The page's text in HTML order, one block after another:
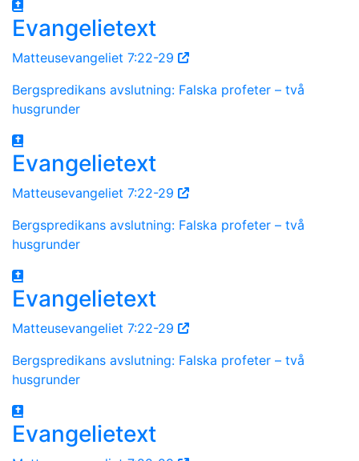
Evangelietext
Matteusevangeliet 7:22-29
Bergspredikans avslutning: Falska profeter – två
husgrunder
Evangelietext
Matteusevangeliet 7:22-29
Bergspredikans avslutning: Falska profeter – två
husgrunder
Evangelietext
Matteusevangeliet 7:22-29
Bergspredikans avslutning: Falska profeter – två
husgrunder
Evangelietext